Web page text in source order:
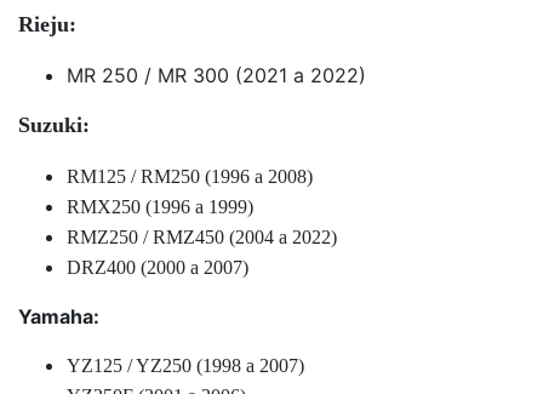
Rieju:
MR 250 / MR 300 (2021 a 2022)
Suzuki:
RM125 / RM250 (1996 a 2008)
RMX250 (1996 a 1999)
RMZ250 / RMZ450 (2004 a 2022)
DRZ400 (2000 a 2007)
Yamaha:
YZ125 / YZ250 (1998 a 2007)